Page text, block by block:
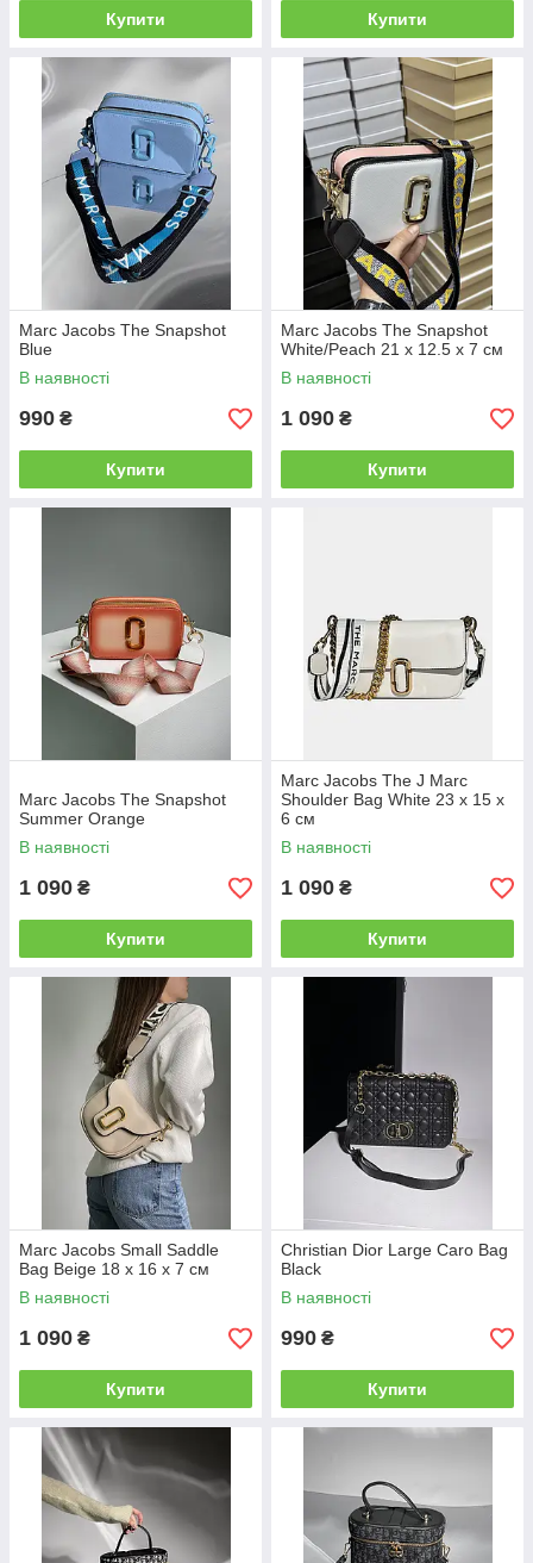
Купити Купити
Marc Jacobs The Snapshot
Blue
В наявності
990 ₴
Купити
Marc Jacobs The Snapshot
White/Peach 21 х 12.5 х 7 см
В наявності
1 090 ₴
Купити
Marc Jacobs The Snapshot
Summer Orange
В наявності
1 090 ₴
Купити
Marc Jacobs The J Marc
Shoulder Bag White 23 х 15 х
6 см
В наявності
1 090 ₴
Купити
Marc Jacobs Small Saddle
Bag Beige 18 х 16 х 7 см
В наявності
1 090 ₴
Купити
Christian Dior Large Caro Bag
Black
В наявності
990 ₴
Купити